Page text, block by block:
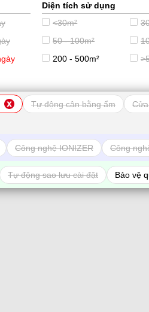
Diện tích sử dụng
<30m²
50 - 100m²
200 - 500m²
Tự động cân bằng ẩm
Công nghệ IONIZER Công
Tự động sao lưu cài đặt Bảo vệ